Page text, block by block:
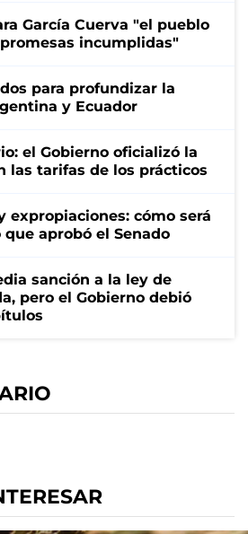
García Cuerva "el pueblo
incumplidas"
para profundizar la
y Ecuador
el Gobierno oficializó la
las tarifas de los prácticos
expropiaciones: cómo será
aprobó el Senado
sanción a la ley de
pero el Gobierno debió